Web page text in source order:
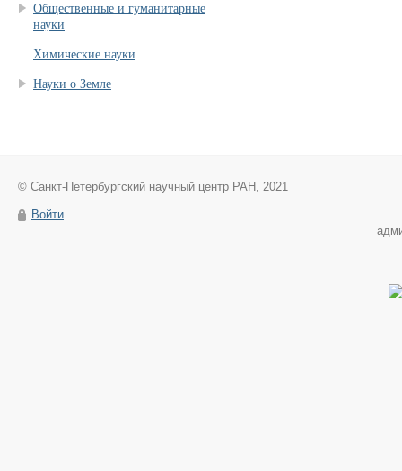
Общественные и гуманитарные
науки
Химические науки
Науки о Земле
© Санкт-Петербургский научный центр РАН, 2021
Войти